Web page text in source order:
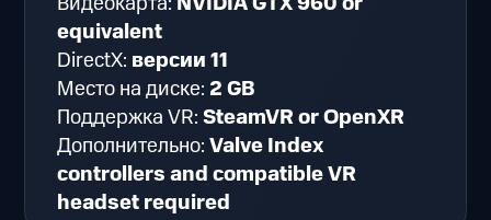
equivalent
DirectX: версии 11
Место на диске: 2 GB
Поддержка VR:SteamVR or OpenXR
Дополнительно:Valve Index
controllers and compatible VR
headset required